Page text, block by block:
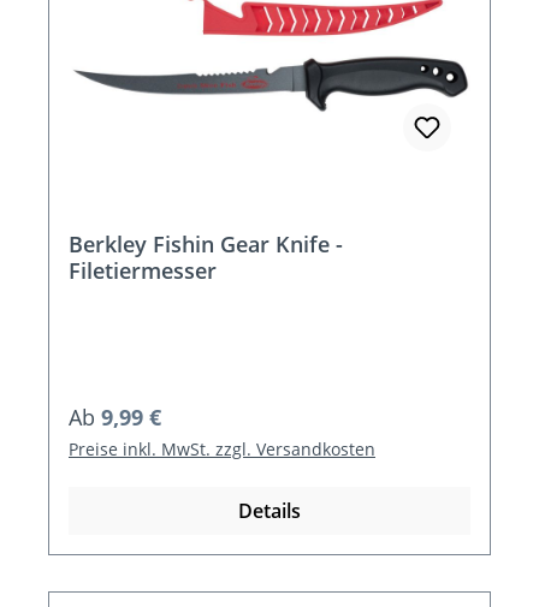
Berkley Fishin Gear Knife -
Filetiermesser
Regulärer Preis:
Ab 9,99 €
Preise inkl. MwSt. zzgl. Versandkosten
Details